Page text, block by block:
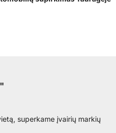
superkame įvairių markių